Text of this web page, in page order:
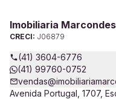
Imobiliaria Marcondes
CRECI: J06879
(41) 3604-6776
(41) 99760-0752
Avenida Portugal, 1707,